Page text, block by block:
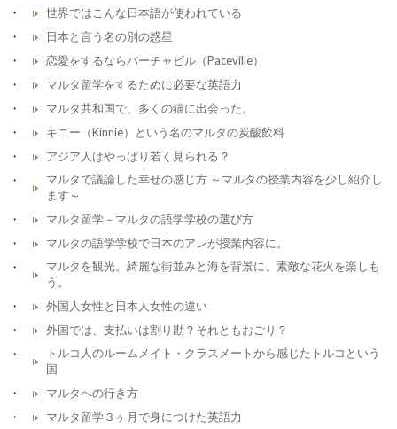
世界ではこんな日本語が使われている
日本と言う名の別の惑星
恋愛をするならパーチャビル（Paceville）
マルタ留学をするために必要な英語力
マルタ共和国で、多くの猫に出会った。
キニー（Kinnie）という名のマルタの炭酸飲料
アジア人はやっぱり若く見られる？
マルタで議論した幸せの感じ方 ～マルタの授業内容を少し紹介し
ます～
マルタ留学－マルタの語学学校の選び方
マルタの語学学校で日本のアレが授業内容に。
マルタを観光。綺麗な街並みと海を背景に、素敵な花火を楽しも
う。
外国人女性と日本人女性の違い
外国では、支払いは割り勘？それともおごり？
トルコ人のルームメイト・クラスメートから感じたトルコという
国
マルタへの行き方
マルタ留学３ヶ月で身につけた英語力